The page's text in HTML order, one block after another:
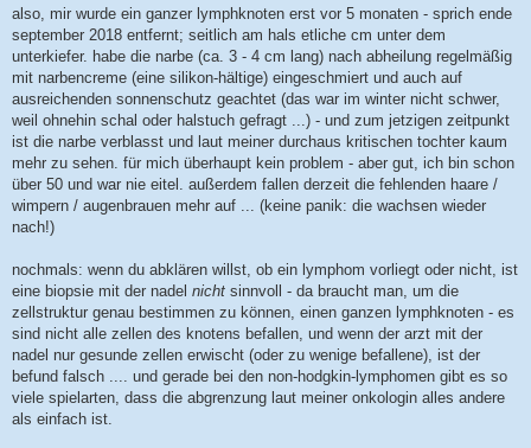
e
i
t
r
a
g
also, mir wurde ein ganzer lymphknoten erst vor 5 monaten - sprich ende
september 2018 entfernt; seitlich am hals etliche cm unter dem
unterkiefer. habe die narbe (ca. 3 - 4 cm lang) nach abheilung regelmäßig
mit narbencreme (eine silikon-hältige) eingeschmiert und auch auf
ausreichenden sonnenschutz geachtet (das war im winter nicht schwer,
weil ohnehin schal oder halstuch gefragt ...) - und zum jetzigen zeitpunkt
ist die narbe verblasst und laut meiner durchaus kritischen tochter kaum
mehr zu sehen. für mich überhaupt kein problem - aber gut, ich bin schon
über 50 und war nie eitel. außerdem fallen derzeit die fehlenden haare /
wimpern / augenbrauen mehr auf ... (keine panik: die wachsen wieder
nach!)
nochmals: wenn du abklären willst, ob ein lymphom vorliegt oder nicht, ist
eine biopsie mit der nadel nicht sinnvoll - da braucht man, um die
zellstruktur genau bestimmen zu können, einen ganzen lymphknoten - es
sind nicht alle zellen des knotens befallen, und wenn der arzt mit der
nadel nur gesunde zellen erwischt (oder zu wenige befallene), ist der
befund falsch .... und gerade bei den non-hodgkin-lymphomen gibt es so
viele spielarten, dass die abgrenzung laut meiner onkologin alles andere
als einfach ist.